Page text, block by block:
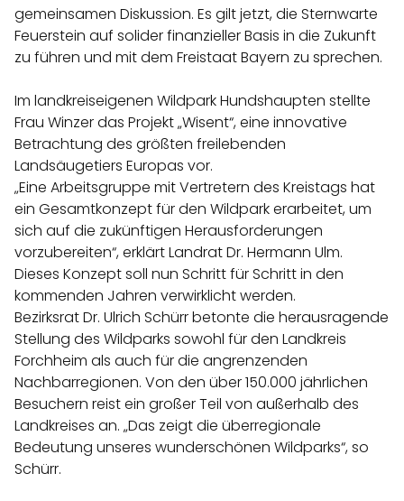
gemeinsamen Diskussion. Es gilt jetzt, die Sternwarte
Feuerstein auf solider finanzieller Basis in die Zukunft
zu führen und mit dem Freistaat Bayern zu sprechen.
Im landkreiseigenen Wildpark Hundshaupten stellte
Frau Winzer das Projekt „Wisent“, eine innovative
Betrachtung des größten freilebenden
Landsäugetiers Europas vor.
„Eine Arbeitsgruppe mit Vertretern des Kreistags hat
ein Gesamtkonzept für den Wildpark erarbeitet, um
sich auf die zukünftigen Herausforderungen
vorzubereiten“, erklärt Landrat Dr. Hermann Ulm.
Dieses Konzept soll nun Schritt für Schritt in den
kommenden Jahren verwirklicht werden.
Bezirksrat Dr. Ulrich Schürr betonte die herausragende
Stellung des Wildparks sowohl für den Landkreis
Forchheim als auch für die angrenzenden
Nachbarregionen. Von den über 150.000 jährlichen
Besuchern reist ein großer Teil von außerhalb des
Landkreises an. „Das zeigt die überregionale
Bedeutung unseres wunderschönen Wildparks“, so
Schürr.